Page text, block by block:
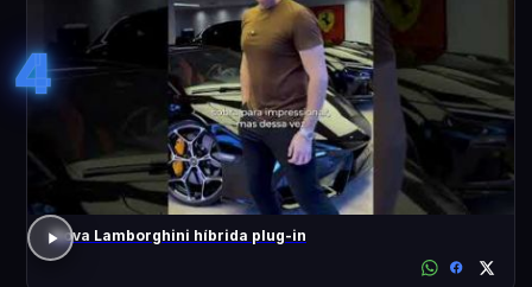
4
Nova Lamborghini híbrida plug-in